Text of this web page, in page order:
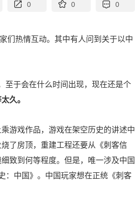
0 0 0
们热情互动。其中有人问到关于以中
至于会在什么时间出现，现在还是个
久。
游戏作品，游戏在架空历史的讲述中
了房顶，重建工程还要从《刺客信
致到何等程度。但是，唯一涉及中国
：中国》。中国玩家想在正统《刺客